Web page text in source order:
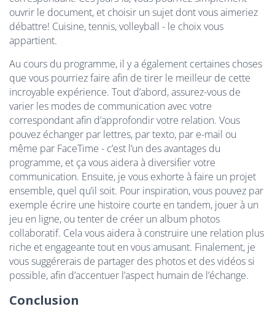
ouvrir le document, et choisir un sujet dont vous aimeriez
débattre! Cuisine, tennis, volleyball - le choix vous
appartient.
Au cours du programme, il y a également certaines choses
que vous pourriez faire afin de tirer le meilleur de cette
incroyable expérience. Tout d’abord, assurez-vous de
varier les modes de communication avec votre
correspondant afin d’approfondir votre relation. Vous
pouvez échanger par lettres, par texto, par e-mail ou
même par FaceTime - c’est l’un des avantages du
programme, et ça vous aidera à diversifier votre
communication. Ensuite, je vous exhorte à faire un projet
ensemble, quel qu’il soit. Pour inspiration, vous pouvez par
exemple écrire une histoire courte en tandem, jouer à un
jeu en ligne, ou tenter de créer un album photos
collaboratif. Cela vous aidera à construire une relation plus
riche et engageante tout en vous amusant. Finalement, je
vous suggérerais de partager des photos et des vidéos si
possible, afin d’accentuer l’aspect humain de l’échange.
Conclusion